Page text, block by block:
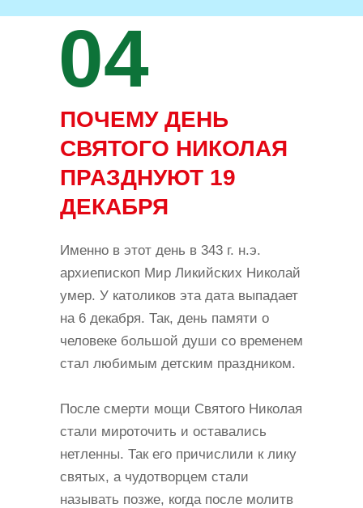
ПОЧЕМУ ДЕНЬ
СВЯТОГО НИКОЛАЯ
ПРАЗДНУЮТ 19
ДЕКАБРЯ
Именно в этот день в 343 г. н.э.
архиепископ Мир Ликийских Николай
умер. У католиков эта дата выпадает
на 6 декабря. Так, день памяти о
человеке большой души со временем
стал любимым детским праздником.
После смерти мощи Святого Николая
стали мироточить и оставались
нетленны. Так его причислили к лику
святых, а чудотворцем стали
называть позже, когда после молитв
04